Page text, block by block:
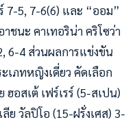
7-5, 7-6(6) และ “ออม”
ชนะ คาเทอริน่า คริโซว่า
6-4 ส่วนผลการแข่งขัน
เภทหญิงเดี่ยว คัดเลือก
อสเต้ เฟร์เรร์ (5-สเปน)
วัลปิโอ (15-ฝรั่งเศส) 3-